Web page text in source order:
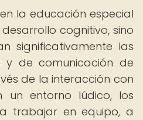
la educación especial
cognitivo, sino
significativamente las
y de comunicación de
de la interacción con
un entorno lúdico, los
trabajar en equipo, a